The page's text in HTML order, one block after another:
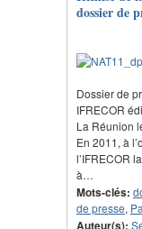
dossier de
Dossier de
IFRECOR
La Réunion
En 2011, à
l’IFRECOR
à…
Mots-clés:
de presse,
Auteur(s):